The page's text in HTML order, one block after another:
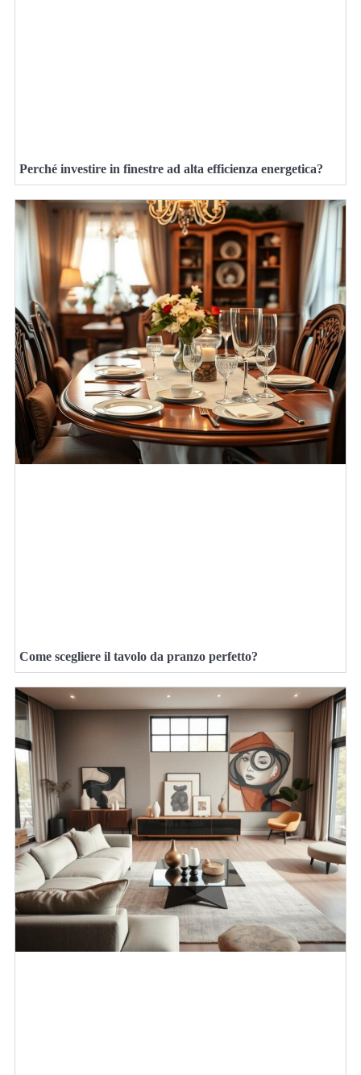
Perché investire in finestre ad alta efficienza energetica?
Come scegliere il tavolo da pranzo perfetto?